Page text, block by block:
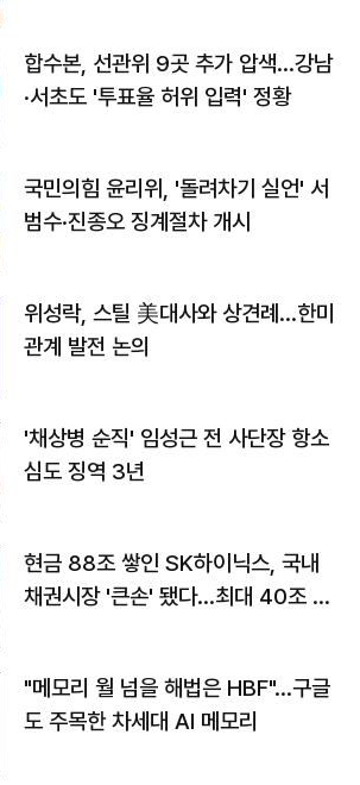
합수본, 선관위 9곳 추가 압색…강남
·서초도 '투표율 허위 입력' 정황
국민의힘 윤리위, '돌려차기 실언' 서
범수·진종오 징계절차 개시
위성락, 스틸 美대사와 상견례…한미
관계 발전 논의
'채상병 순직' 임성근 전 사단장 항소
심도 징역 3년
현금 88조 쌓인 SK하이닉스, 국내
채권시장 '큰손' 됐다…최대 40조 투
"메모리 월 넘을 해법은 HBF"…구글
도 주목한 차세대 AI 메모리